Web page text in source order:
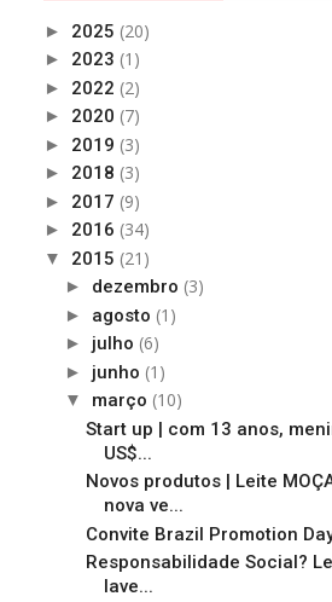
► 2025 (20)
► 2023 (1)
► 2022 (2)
► 2020 (7)
► 2019 (3)
► 2018 (3)
► 2017 (9)
► 2016 (34)
▼ 2015 (21)
► dezembro (3)
► agosto (1)
► julho (6)
► junho (1)
▼ março (10)
Start up | com 13 anos,
US$...
Novos produtos | Leite
nova ve...
Convite Brazil Promotion
Responsabilidade Social?
lave...